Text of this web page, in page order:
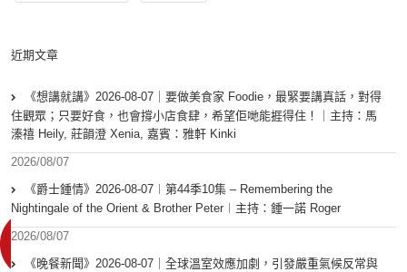
近期文章
《想講就講》2026-08-07｜要做美食家 Foodie，最緊要講真話，對得
住觀眾；只要好食，也會撐小店食肆，希望佢哋能捱得住！｜主持：馬
溱禧 Heily, 莊韻澄 Xenia, 嘉賓：雅軒 Kinki
2026/08/07
《爵士鍾情》2026-08-07︱第44季10集 – Remembering the
Nightingale of the Orient & Brother Peter︱主持：鍾一諾 Roger
2026/08/07
《晚餐新聞》2026-08-07｜全球溫室效應加劇，引發嚴重氣候反常與